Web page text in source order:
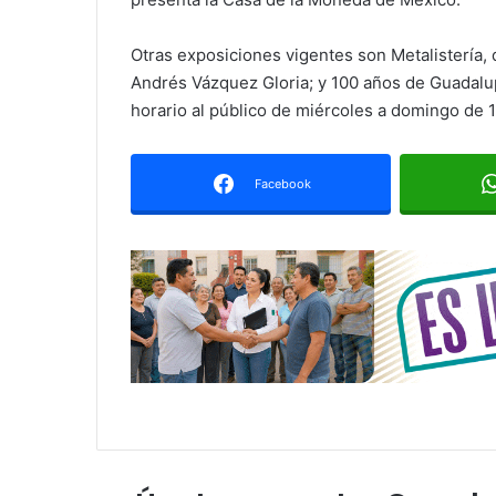
Otras exposiciones vigentes son
Andrés Vázquez Gloria; y 100 años de
horario al público de miércoles a domingo de
Facebook